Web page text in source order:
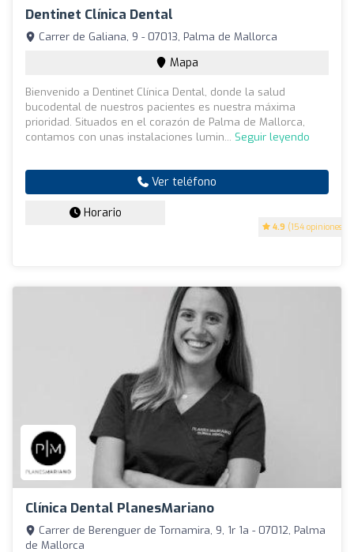
Dentinet Clínica Dental
4.9 (154 opiniones)
Carrer de Galiana, 9 - 07013, Palma de Mallorca
Mapa
Bienvenido a Dentinet Clínica Dental, donde la salud
bucodental de nuestros pacientes es nuestra máxima
prioridad. Situados en el corazón de Palma de Mallorca,
contamos con unas instalaciones lumin... Seguir leyendo
Ver teléfono
Horario
Clínica Dental PlanesMariano
Carrer de Berenguer de Tornamira, 9, 1r 1a - 07012, Palma
de Mallorca